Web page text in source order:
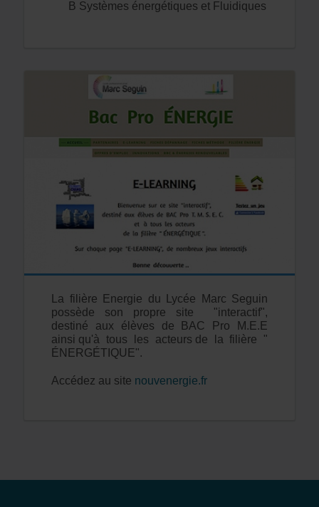
B Systèmes énergétiques et Fluidiques
La filière Energie du Lycée Marc Seguin
possède son propre site "interactif",
destiné aux élèves de BAC Pro M.E.E
ainsi qu'à tous les acteurs de la filière "
ÉNERGÉTIQUE".
Accédez au site nouvenergie.fr